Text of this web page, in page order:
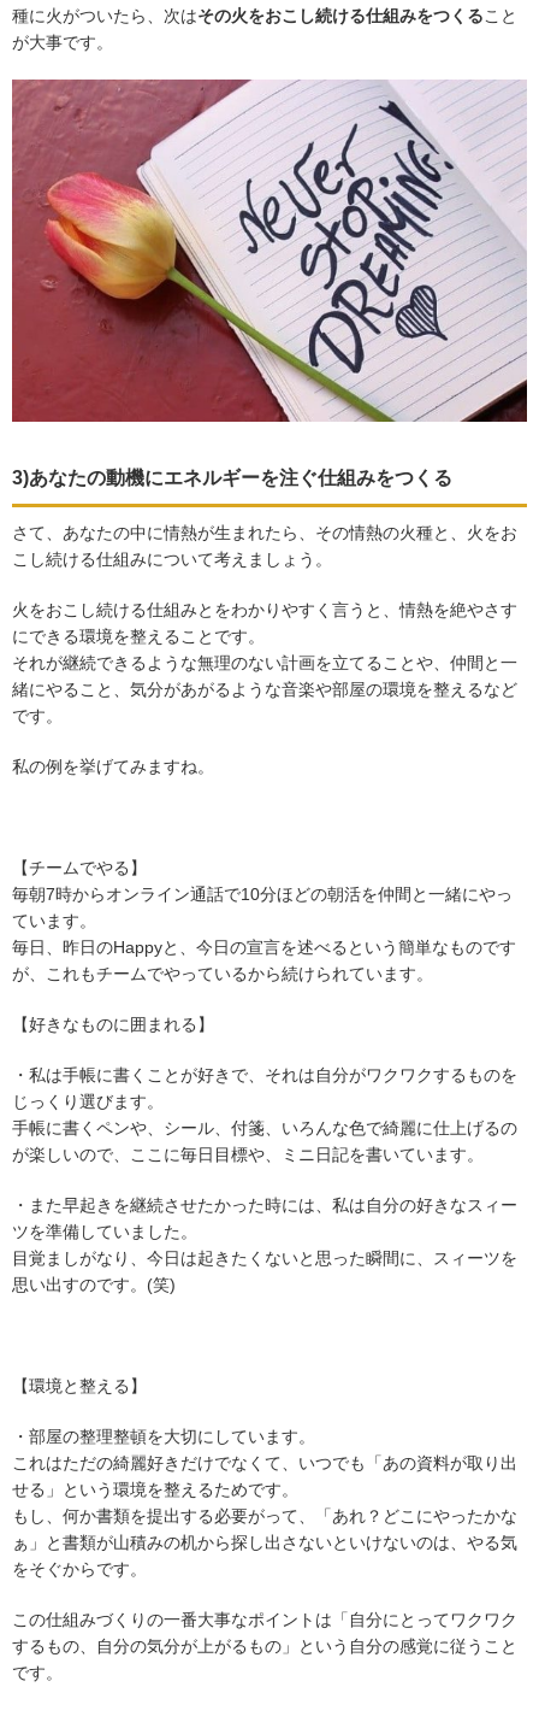
種に火がついたら、次はその火をおこし続ける仕組みをつくること
が大事です。
3)あなたの動機にエネルギーを注ぐ仕組みをつくる
さて、あなたの中に情熱が生まれたら、その情熱の火種と、火をお
こし続ける仕組みについて考えましょう。
火をおこし続ける仕組みとをわかりやすく言うと、情熱を絶やさす
にできる環境を整えることです。
それが継続できるような無理のない計画を立てることや、仲間と一
緒にやること、気分があがるような音楽や部屋の環境を整えるなど
です。
私の例を挙げてみますね。
【チームでやる】
毎朝7時からオンライン通話で10分ほどの朝活を仲間と一緒にやっ
ています。
毎日、昨日のHappyと、今日の宣言を述べるという簡単なものです
が、これもチームでやっているから続けられています。
【好きなものに囲まれる】
・私は手帳に書くことが好きで、それは自分がワクワクするものを
じっくり選びます。
手帳に書くペンや、シール、付箋、いろんな色で綺麗に仕上げるの
が楽しいので、ここに毎日目標や、ミニ日記を書いています。
・また早起きを継続させたかった時には、私は自分の好きなスィー
ツを準備していました。
目覚ましがなり、今日は起きたくないと思った瞬間に、スィーツを
思い出すのです。(笑)
【環境と整える】
・部屋の整理整頓を大切にしています。
これはただの綺麗好きだけでなくて、いつでも「あの資料が取り出
せる」という環境を整えるためです。
もし、何か書類を提出する必要がって、「あれ？どこにやったかな
ぁ」と書類が山積みの机から探し出さないといけないのは、やる気
をそぐからです。
この仕組みづくりの一番大事なポイントは「自分にとってワクワク
するもの、自分の気分が上がるもの」という自分の感覚に従うこと
です。